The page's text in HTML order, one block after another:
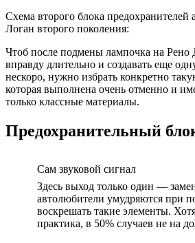
Схема второго блока предохранителей
Логан второго поколения:
Чтоб после подмены лампочка на Рено
вправду длительно и создавать еще
нескоро, нужно избрать конкретно
которая выполнена очень отменно и
только классные материалы.
Предохранительный
Сам звуковой сигнал
Здесь выход только один —
автолюбители умудряются при
воскрешать такие элементы.
практика, в 50% случаев не на